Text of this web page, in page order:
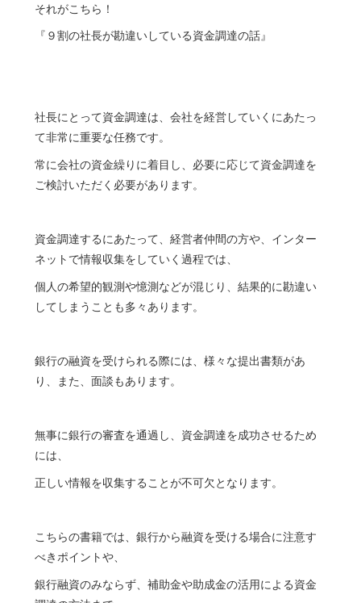
それがこちら！
『９割の社長が勘違いしている資金調達の話』
社長にとって資金調達は、会社を経営していくにあたっ
て非常に重要な任務です。
常に会社の資金繰りに着目し、必要に応じて資金調達を
ご検討いただく必要があります。
資金調達するにあたって、経営者仲間の方や、インター
ネットで情報収集をしていく過程では、
個人の希望的観測や憶測などが混じり、結果的に勘違い
してしまうことも多々あります。
銀行の融資を受けられる際には、様々な提出書類があ
り、また、面談もあります。
無事に銀行の審査を通過し、資金調達を成功させるため
には、
正しい情報を収集することが不可欠となります。
こちらの書籍では、銀行から融資を受ける場合に注意す
べきポイントや、
銀行融資のみならず、補助金や助成金の活用による資金